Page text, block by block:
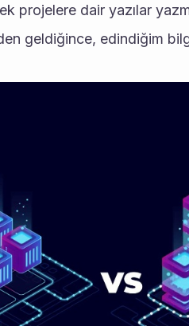
projelere dair yazılar
geldiğince, edindiğim